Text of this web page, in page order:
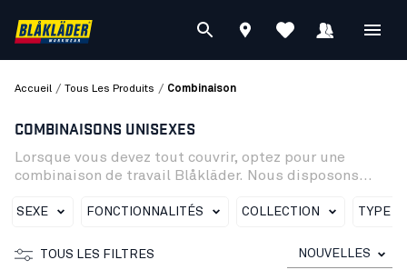
Accueil / Tous Les Produits / Combinaison
COMBINAISONS UNISEXES
Lorsque vous devez tout couvrir, optez pour une
combinaison de travail Blåkläder. Nous disposons
hommes et femmes : retardant-flamme, multinormes,
combinaisons spécialisées pour l'industrie
SEXE FONCTIONNALITÉS COLLECTION TYPE
TOUS LES FILTRES NOUVELLES